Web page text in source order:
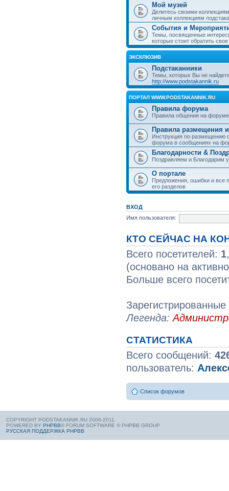
Мой музей
Делитесь своими
личным коллекциям
События и
Темы, посвященные
которые стоит обратить
ЭКСКЛЮЗИВ
Подстаканники
Темы, которых Вы не
http://www.podstakannik.ru
ПОРТАЛ WWW.PODSTAKANNIK.RU
Правила форума
Правила общения на форуме
Правила размещения
Инструкция по размещению
форума в сообщениях на
Благодарности &
Поздравляем и Благодарим
О портале
Предложения, ошибки и все
его разделов
ВХОД
Имя пользователя:
КТО СЕЙЧАС НА
Всего посетителей: 1
(основано на
Больше всего
Легенда:
СТАТИСТИКА
Всего сообщений:
пользователь:
Список форумов
COPYRIGHT PODSTAKANNIK.RU 2006-2011.
POWERED BY PHPBB® FORUM SOFTWARE © PHPBB GROUP
РУССКАЯ ПОДДЕРЖКА PHPBB